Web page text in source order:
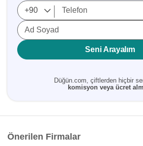
Ad Soyad
Seni Arayalım
Düğün.com, çiftlerden hiçbir
komisyon veya ücret
Önerilen Firmalar